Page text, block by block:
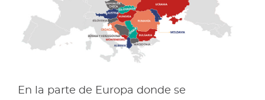
En la parte de Europa donde se